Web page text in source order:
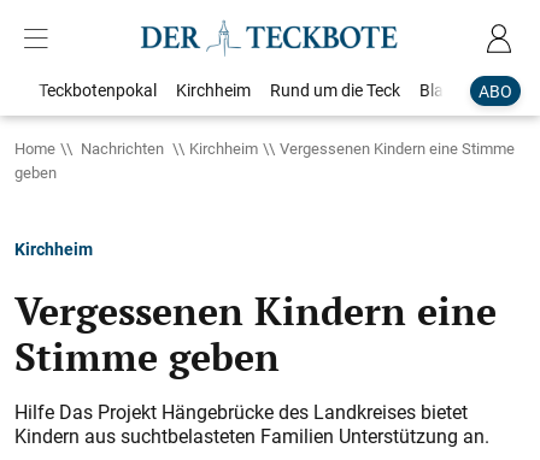
ABO
Teckbotenpokal Kirchheim Rund um die Teck Blaulicht
Home Nachrichten Kirchheim
Vergessenen Kindern eine Stimme
geben
Kirchheim
Vergessenen Kindern eine
Stimme geben
Hilfe Das Projekt Hängebrücke des Landkreises bietet
Kindern aus suchtbelasteten Familien Unterstützung an.